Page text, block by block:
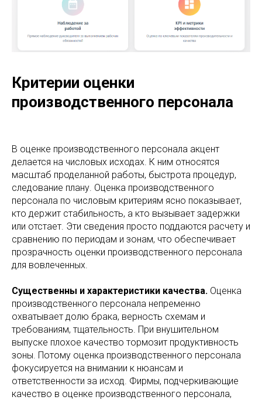
Критерии оценки
производственного персонала
В оценке производственного персонала акцент
делается на числовых исходах. К ним относятся
масштаб проделанной работы, быстрота процедур,
следование плану. Оценка производственного
персонала по числовым критериям ясно показывает,
кто держит стабильность, а кто вызывает задержки
или отстает. Эти сведения просто поддаются расчету и
сравнению по периодам и зонам, что обеспечивает
прозрачность оценки производственного персонала
для вовлеченных.
Существенны и характеристики качества. Оценка
производственного персонала непременно
охватывает долю брака, верность схемам и
требованиям, тщательность. При внушительном
выпуске плохое качество тормозит продуктивность
зоны. Потому оценка производственного персонала
фокусируется на внимании к нюансам и
ответственности за исход. Фирмы, подчеркивающие
качество в оценке производственного персонала,